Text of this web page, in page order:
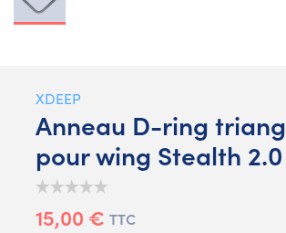
XDEEP
Anneau D-ring
pour wing Stealth 2.0
15,00 € TTC